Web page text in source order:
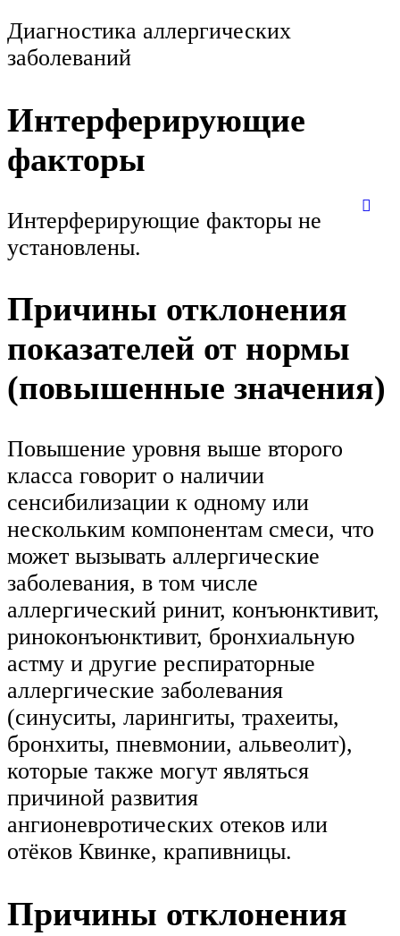
Диагностика аллергических
заболеваний
Интерферирующие
факторы
Интерферирующие факторы не
установлены.
Причины отклонения
показателей от нормы
(повышенные значения)
Повышение уровня выше второго
класса говорит о наличии
сенсибилизации к одному или
нескольким компонентам смеси, что
может вызывать аллергические
заболевания, в том числе
аллергический ринит, конъюнктивит,
риноконъюнктивит, бронхиальную
астму и другие респираторные
аллергические заболевания
(синуситы, ларингиты, трахеиты,
бронхиты, пневмонии, альвеолит),
которые также могут являться
причиной развития
ангионевротических отеков или
отёков Квинке, крапивницы.
Причины отклонения